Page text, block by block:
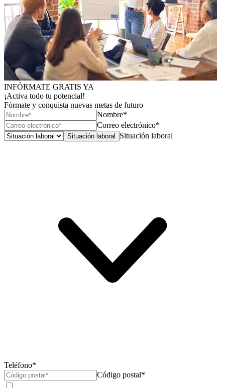
INFÓRMATE GRATIS YA
¡Activa todo tu potencial!
Fórmate y conquista nuevas metas de futuro
Nombre*
Correo electrónico*
Situación laboral Situación laboral
Teléfono*
Código postal*